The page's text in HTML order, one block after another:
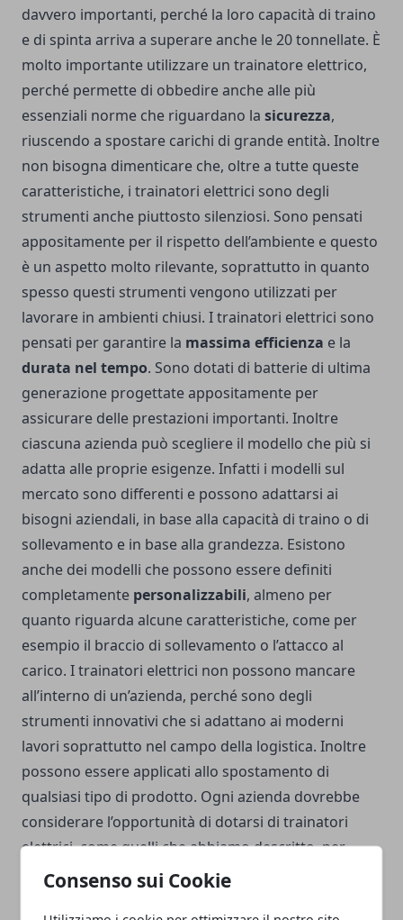
Consenso sui Cookie
davvero importanti, perché la loro capacità di traino
e di spinta arriva a superare anche le 20 tonnellate. È
molto importante utilizzare un trainatore elettrico,
perché permette di obbedire anche alle più
essenziali norme che riguardano la sicurezza,
riuscendo a spostare carichi di grande entità. Inoltre
non bisogna dimenticare che, oltre a tutte queste
caratteristiche, i trainatori elettrici sono degli
strumenti anche piuttosto silenziosi. Sono pensati
appositamente per il rispetto dell’ambiente e questo
è un aspetto molto rilevante, soprattutto in quanto
spesso questi strumenti vengono utilizzati per
lavorare in ambienti chiusi. I trainatori elettrici sono
pensati per garantire la massima efficienza e la
durata nel tempo. Sono dotati di batterie di ultima
generazione progettate appositamente per
assicurare delle prestazioni importanti. Inoltre
ciascuna azienda può scegliere il modello che più si
adatta alle proprie esigenze. Infatti i modelli sul
mercato sono differenti e possono adattarsi ai
bisogni aziendali, in base alla capacità di traino o di
sollevamento e in base alla grandezza. Esistono
anche dei modelli che possono essere definiti
completamente personalizzabili, almeno per
quanto riguarda alcune caratteristiche, come per
esempio il braccio di sollevamento o l’attacco al
carico. I trainatori elettrici non possono mancare
all’interno di un’azienda, perché sono degli
strumenti innovativi che si adattano ai moderni
lavori soprattutto nel campo della logistica. Inoltre
possono essere applicati allo spostamento di
qualsiasi tipo di prodotto. Ogni azienda dovrebbe
considerare l’opportunità di dotarsi di trainatori
elettrici, come quelli che abbiamo descritto, per
ottenereprocessi semplificati di lavoro